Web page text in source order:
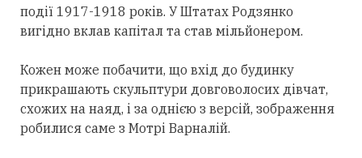
події 1917-1918 років. У Штатах Родзянко
вигідно вклав капітал та став мільйонером.
Кожен може побачити, що вхід до будинку
прикрашають скульптури довговолосих дівчат,
схожих на наяд, і за однією з версій, зображення
робилися саме з Мотрі Варналій.